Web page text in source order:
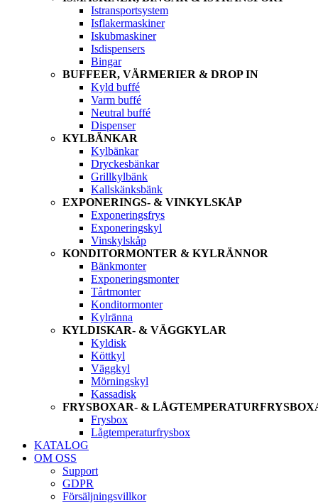
Istransportsystem
Isflakermaskiner
Iskubmaskiner
Isdispensers
Bingar
BUFFEER, VÄRMERIER & DROP IN
Kyld buffé
Varm buffé
Neutral buffé
Dispenser
KYLBÄNKAR
Kylbänkar
Dryckesbänkar
Grillkylbänk
Kallskänksbänk
EXPONERINGS- & VINKYLSKÅP
Exponeringsfrys
Exponeringskyl
Vinskylskåp
KONDITORMONTER & KYLRÄNNOR
Bänkmonter
Exponeringsmonter
Tårtmonter
Konditormonter
Kylränna
KYLDISKAR- & VÄGGKYLAR
Kyldisk
Köttkyl
Väggkyl
Mörningskyl
Kassadisk
FRYSBOXAR- &
Frysbox
Lågtemperaturfrysbox
KATALOG
OM OSS
Support
GDPR
Försäljningsvillkor